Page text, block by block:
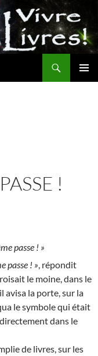
!
passe ! »
passe ! » , répondit
le moine, dans le
avisa la porte, sur la
le symbole qui était
dans le
de livres, sur les